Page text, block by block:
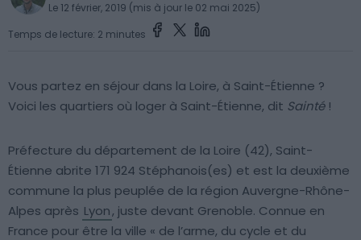
Le 12 février, 2019 (mis à jour le 02 mai 2025)
Temps de lecture: 2 minutes
Vous partez en séjour dans la Loire, à Saint-Étienne ?
Voici les quartiers où loger à Saint-Étienne, dit Sainté !
Préfecture du département de la Loire (42), Saint-
Étienne abrite 171 924 Stéphanois(es) et est la deuxième
commune la plus peuplée de la région Auvergne-Rhône-
Alpes après Lyon, juste devant Grenoble. Connue en
France pour être la ville « de l’arme, du cycle et du